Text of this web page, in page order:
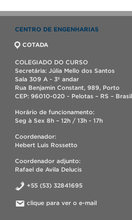
CENTRO DE ENGENHARIAS
COTADA
COLEGIADO DO CURSO
Secretária: Júlia Mello dos Santos
Sala 309 A - 3º andar
Rua Benjamin Constant, 989, Porto
CEP: 96010-020 - Pelotas – RS – Brasil
Horário de funcionamento:
Seg à Sex 8h – 12h / 13h - 17h
Coordenador:
Hebert Luis Rossetto
Coordenador adjunto:
Rafael de Avila Delucis
+55 (53) 32841695
clique para ver o e-mail